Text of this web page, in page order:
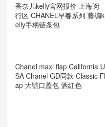
香奈儿kelly官网报价 上海闵
行区 CHANEL早春系列 藤编k
elly手柄链条包